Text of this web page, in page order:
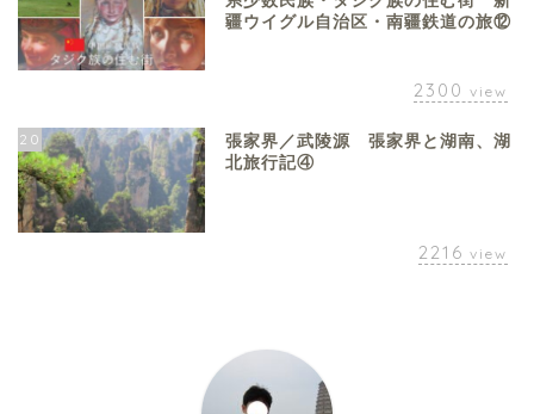
疆ウイグル自治区・南疆鉄道の旅⑫
2300 view
20
張家界／武陵源 張家界と湖南、湖
北旅行記④
2216 view